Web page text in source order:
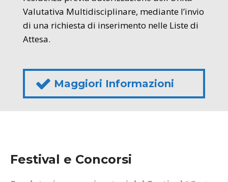
Valutativa Multidisciplinare, mediante l’invio
di una richiesta di inserimento nelle Liste di
Attesa.
Maggiori Informazioni
Festival e Concorsi